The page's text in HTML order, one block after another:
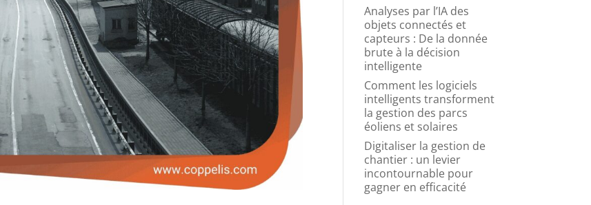
Analyses par l’IA des
objets connectés et
capteurs : De la donnée
brute à la décision
intelligente
Comment les logiciels
intelligents transforment
la gestion des parcs
éoliens et solaires
Digitaliser la gestion de
chantier : un levier
incontournable pour
gagner en efficacité